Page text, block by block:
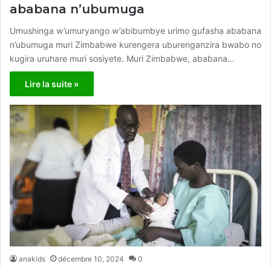
ababana n’ubumuga
Umushinga w’umuryango w’abibumbye urimo gufasha ababana
n’ubumuga muri Zimbabwe kurengera uburenganzira bwabo no
kugira uruhare muri sosiyete. Muri Zimbabwe, ababana…
Lire la suite »
anakids décembre 10, 2024 0